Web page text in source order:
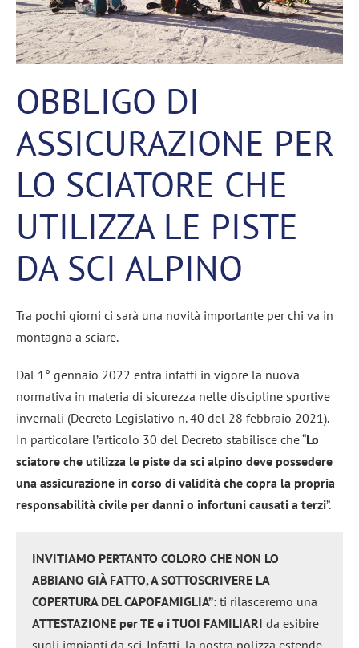
OBBLIGO DI
ASSICURAZIONE PER
LO SCIATORE CHE
UTILIZZA LE PISTE
DA SCI ALPINO
Tra pochi giorni ci sarà una novità importante per chi va in
montagna a sciare.
Dal 1° gennaio 2022 entra infatti in vigore la nuova
normativa in materia di sicurezza nelle discipline sportive
invernali (Decreto Legislativo n. 40 del 28 febbraio 2021).
In particolare l’articolo 30 del Decreto stabilisce che “Lo
sciatore che utilizza le piste da sci alpino deve possedere
una assicurazione in corso di validità che copra la propria
responsabilità civile per danni o infortuni causati a terzi”.
INVITIAMO PERTANTO COLORO CHE NON LO
ABBIANO GIÀ FATTO, A SOTTOSCRIVERE LA
COPERTURA DEL CAPOFAMIGLIA”: ti rilasceremo una
ATTESTAZIONE per TE e i TUOI FAMILIARI da esibire